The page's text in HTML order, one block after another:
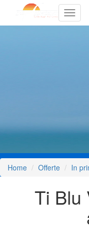
Toggle
Home Offerte In
Ti Blu